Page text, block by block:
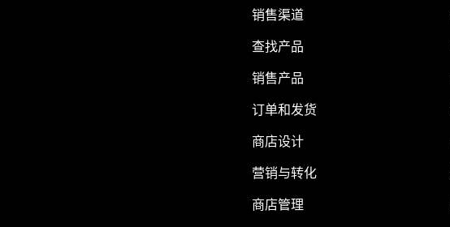
销售渠道
查找产品
销售产品
订单和发货
商店设计
营销与转化
商店管理